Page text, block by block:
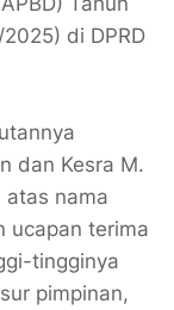
di DPRD
dan Kesra M.
atas nama
ucapan terima
tingginya
pimpinan,